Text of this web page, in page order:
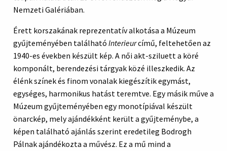
Nemzeti Galériában.
Érett korszakának reprezentatív alkotása a Múzeum
gyűjteményében található Interieurcímű, feltehetően az
1940-es években készült kép. A női akt-sziluett a köré
komponált, berendezési tárgyak közé illeszkedik. Az
élénk színek és finom vonalak kiegészítik egymást,
egységes, harmonikus hatást teremtve. Egy másik műve a
Múzeum gyűjteményében egy monotípiával készült
önarckép, mely ajándékként került a gyűjteménybe, a
képen található ajánlás szerint eredetileg Bodrogh
Pálnak ajándékozta a művész. Ez a mű mind a